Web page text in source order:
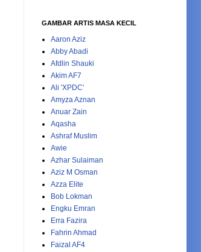
GAMBAR ARTIS MASA KECIL
Aaron Aziz
Abby Abadi
Afdlin Shauki
Akim AF7
Ali 'XPDC'
Amyza Aznan
Anuar Zain
Aqasha
Ashraf Muslim
Awie
Azhar Sulaiman
Aziz M Osman
Azza Elite
Bob Lokman
Engku Emran
Erra Fazira
Fahrin Ahmad
Faizal AF4